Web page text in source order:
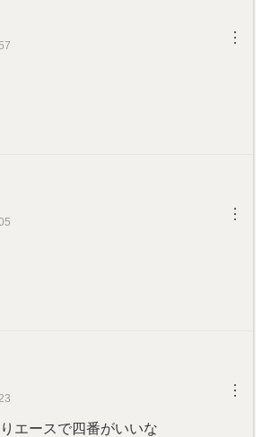
︙
︙
︙
エースで四番がいいな